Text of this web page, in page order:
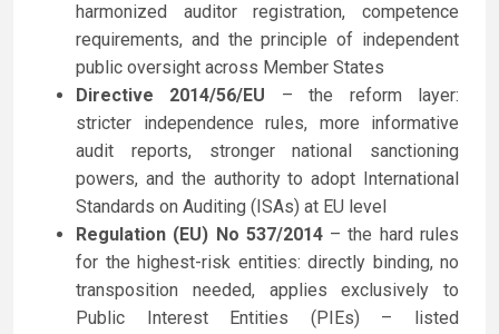
harmonized auditor registration, competence
requirements, and the principle of independent
public oversight across Member States
Directive 2014/56/EU – the reform layer:
stricter independence rules, more informative
audit reports, stronger national sanctioning
powers, and the authority to adopt International
Standards on Auditing (ISAs) at EU level
Regulation (EU) No 537/2014– the hard rules
for the highest-risk entities: directly binding, no
transposition needed, applies exclusively to
Public Interest Entities (PIEs) – listed